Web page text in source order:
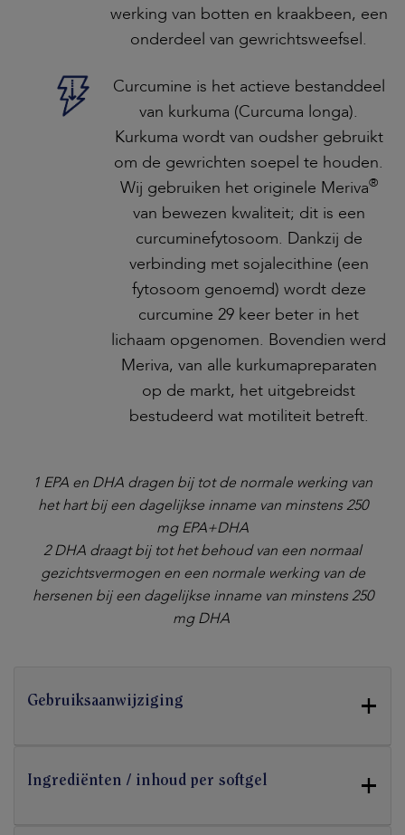
werking van botten en kraakbeen, een
onderdeel van gewrichtsweefsel.
Curcumine is het actieve bestanddeel
van kurkuma (Curcuma longa).
Kurkuma wordt van oudsher gebruikt
om de gewrichten soepel te houden.
Wij gebruiken het originele Meriva®
van bewezen kwaliteit; dit is een
curcuminefytosoom. Dankzij de
verbinding met sojalecithine (een
fytosoom genoemd) wordt deze
curcumine 29 keer beter in het
lichaam opgenomen. Bovendien werd
Meriva, van alle kurkumapreparaten
op de markt, het uitgebreidst
bestudeerd wat motiliteit betreft.
1 EPA en DHA dragen bij tot de normale werking van
het hart bij een dagelijkse inname van minstens 250
mg EPA+DHA
2 DHA draagt bij tot het behoud van een normaal
gezichtsvermogen en een normale werking van de
hersenen bij een dagelijkse inname van minstens 250
mg DHA
Gebruiksaanwijziging +
Ingrediënten / inhoud per softgel +